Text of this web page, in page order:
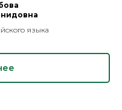
языка